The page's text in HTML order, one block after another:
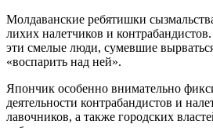
Молдаванские ребятишки
лихих налетчиков и
эти смелые люди, сумевшие
«воспарить над ней».
Япончик особенно внимательно
деятельности контрабандистов и
лавочников, а также городских